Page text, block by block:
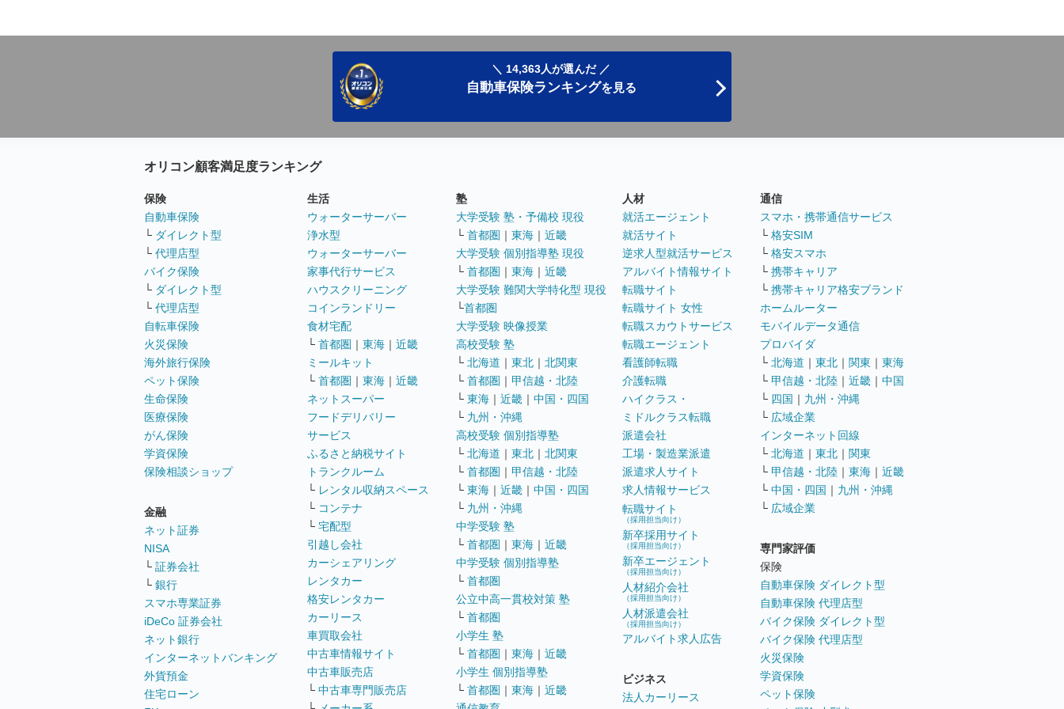
＼ 14,363人が選んだ ／
自動車保険ランキングを見る
オリコン顧客満足度ランキング
保険
自動車保険
└ ダイレクト型
└ 代理店型
バイク保険
└ ダイレクト型
└ 代理店型
自転車保険
火災保険
海外旅行保険
ペット保険
生命保険
医療保険
がん保険
学資保険
保険相談ショップ
金融
ネット証券
NISA
└ 証券会社
└ 銀行
スマホ専業証券
iDeCo 証券会社
ネット銀行
インターネットバンキング
外貨預金
住宅ローン
生活
ウォーターサーバー
浄水型
ウォーターサーバー
家事代行サービス
ハウスクリーニング
コインランドリー
食材宅配
└ 首都圏 ｜ 東海 ｜ 近畿
ミールキット
└ 首都圏 ｜ 東海 ｜ 近畿
ネットスーパー
フードデリバリー
サービス
ふるさと納税サイト
トランクルーム
└ レンタル収納スペース
└ コンテナ
└ 宅配型
引越し会社
カーシェアリング
レンタカー
格安レンタカー
カーリース
車買取会社
中古車情報サイト
中古車販売店
└ 中古車専門販売店
塾
大学受験 塾・予備校 現役
└ 首都圏 ｜ 東海 ｜ 近畿
大学受験 個別指導塾 現役
└ 首都圏 ｜ 東海 ｜ 近畿
大学受験 難関大学特化型 現役
└首都圏
大学受験 映像授業
高校受験 塾
└ 北海道 ｜ 東北 ｜ 北関東
└ 首都圏 ｜ 甲信越・北陸
└ 東海 ｜ 近畿 ｜ 中国・四国
└ 九州・沖縄
高校受験 個別指導塾
└ 北海道 ｜ 東北 ｜ 北関東
└ 首都圏 ｜ 甲信越・北陸
└ 東海 ｜ 近畿 ｜ 中国・四国
└ 九州・沖縄
中学受験 塾
└ 首都圏 ｜ 東海 ｜ 近畿
中学受験 個別指導塾
└ 首都圏
公立中高一貫校対策 塾
└ 首都圏
小学生 塾
└ 首都圏 ｜ 東海 ｜ 近畿
小学生 個別指導塾
└ 首都圏 ｜ 東海 ｜ 近畿
人材
就活エージェント
就活サイト
逆求人型就活サービス
アルバイト情報サイト
転職サイト
転職サイト 女性
転職スカウトサービス
転職エージェント
看護師転職
介護転職
ハイクラス・
ミドルクラス転職
派遣会社
工場・製造業派遣
派遣求人サイト
求人情報サービス
転職サイト
（採用担当向け）
新卒採用サイト
（採用担当向け）
新卒エージェント
（採用担当向け）
人材紹介会社
（採用担当向け）
人材派遣会社
（採用担当向け）
アルバイト求人広告
ビジネス
法人カーリース
通信
スマホ・携帯通信サービス
└ 格安SIM
└ 格安スマホ
└ 携帯キャリア
└ 携帯キャリア格安ブランド
ホームルーター
モバイルデータ通信
プロバイダ
└ 北海道 ｜ 東北 ｜ 関東 ｜ 東海
└ 甲信越・北陸 ｜ 近畿 ｜ 中国
└ 四国 ｜ 九州・沖縄
└ 広域企業
インターネット回線
└ 北海道 ｜ 東北 ｜ 関東
└ 甲信越・北陸 ｜ 東海 ｜ 近畿
└ 中国・四国 ｜ 九州・沖縄
└ 広域企業
専門家評価
保険
自動車保険 ダイレクト型
自動車保険 代理店型
バイク保険 ダイレクト型
バイク保険 代理店型
火災保険
学資保険
ペット保険